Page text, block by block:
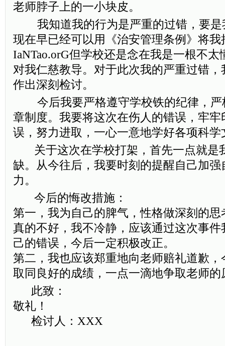
老师脖子上的一小块皮。
我知道我的行为是严重的过错，要是
现在早已经可以用《治安管理条例》将
IaNTao.orG但学校还是念在我是一根不
对我仁慈教导。对于此次我的严重过错
作出深刻检讨。
今后我要严格遵守学校铁的纪律，严
章制度。我要将这次在伤人的错误，牢
误，努力进取，一心一意地学好各项科学
关于这次在学校打架，首先一点就是
缺。从今往后，我要时刻的提醒自己加
力。
今后的悔改措施：
第一，我为自己的脾气，性格做深刻的
真的不好，我不冷静，应该通过这次事
己的错误，今后一定积极改正。
第二，我也应该郑重地向老师赔礼道歉
取同良好的成绩，一点一滴地争取老师的
此致：
敬礼！
检讨人：XXX